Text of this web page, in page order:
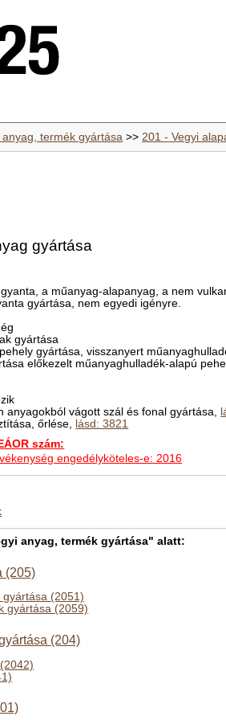
anyag, termék gyártása >>201 - Vegyi
gyártása
a műanyag-alapanyag, a nem
gyártása, nem egyedi igényre.
gyártása
gyártása, visszanyert
előkezelt műanyaghulladék-alapú
anyagokból vágott szál és fonal gyártása,
őrlése, lásd: 3821
szám:
engedélyköteles-e: 2016
anyag, termék gyártása" alatt:
(205)
gyártása (2051)
gyártása (2059)
(204)